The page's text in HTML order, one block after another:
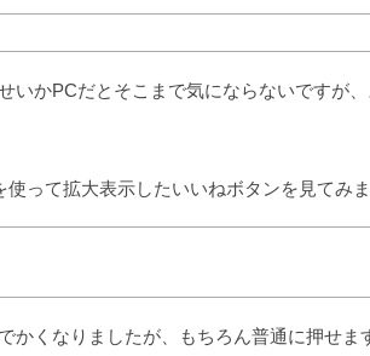
いかPCだとそこまで気にならないですが
使って拡大表示したいいねボタンを見てみ
かくなりましたが、もちろん普通に押せま